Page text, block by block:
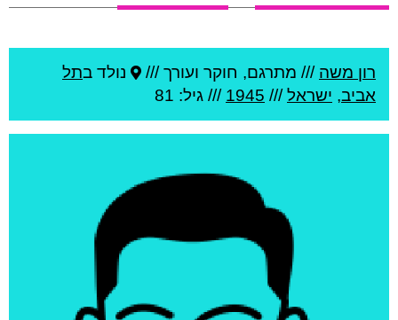
רון משה /// מתרגם, חוקר ועורך /// נולד בתל
אביב, ישראל///
1945 /// גיל: 81